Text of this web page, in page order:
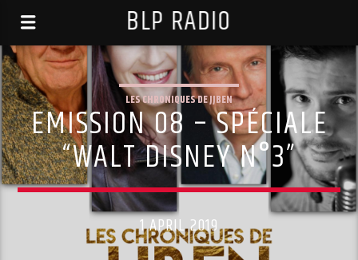
BLP RADIO
LES CHRONIQUES DE JJBEN
EMISSION 08 – SPÉCIALE
“WALT DISNEY N°3”
1 APRIL 2019